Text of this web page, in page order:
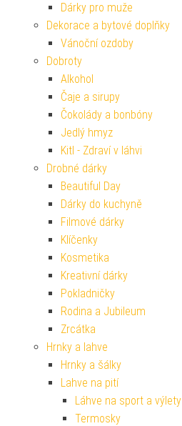
Dárky pro muže
Dekorace a bytové doplňky
Vánoční ozdoby
Dobroty
Alkohol
Čaje a sirupy
Čokolády a bonbóny
Jedlý hmyz
Kitl - Zdraví v láhvi
Drobné dárky
Beautiful Day
Dárky do kuchyně
Filmové dárky
Klíčenky
Kosmetika
Kreativní dárky
Pokladničky
Rodina a Jubileum
Zrcátka
Hrnky a lahve
Hrnky a šálky
Lahve na pití
Láhve na sport a výlety
Termosky